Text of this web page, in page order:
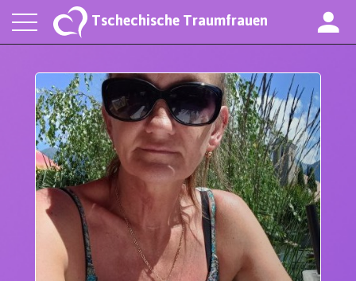
Tschechische Traumfrauen